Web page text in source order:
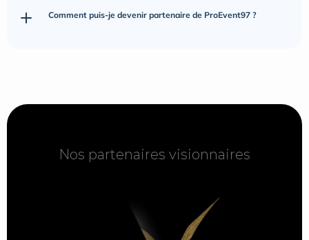
Comment puis-je devenir partenaire de ProEvent97 ?
Nos partenaires visionnaires
Nos partenaires visionnaires